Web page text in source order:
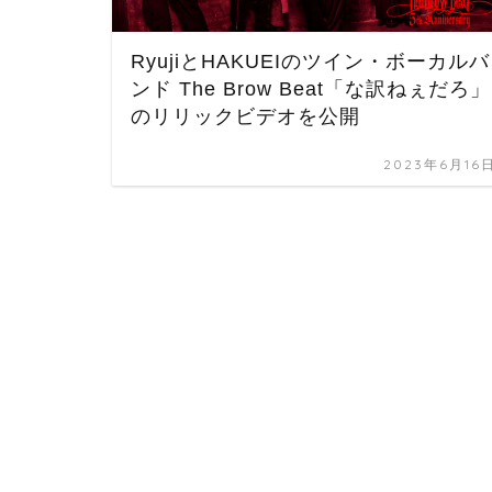
RyujiとHAKUEIのツイン・ボーカルバ
ンド The Brow Beat「な訳ねぇだろ」
のリリックビデオを公開
2023年6月16